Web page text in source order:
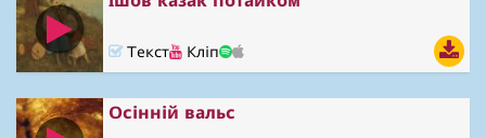
Текст Кліп
Осінній вальс